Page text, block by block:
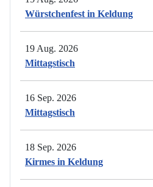
Würstchenfest in Keldung
19 Aug. 2026
Mittagstisch
16 Sep. 2026
Mittagstisch
18 Sep. 2026
Kirmes in Keldung